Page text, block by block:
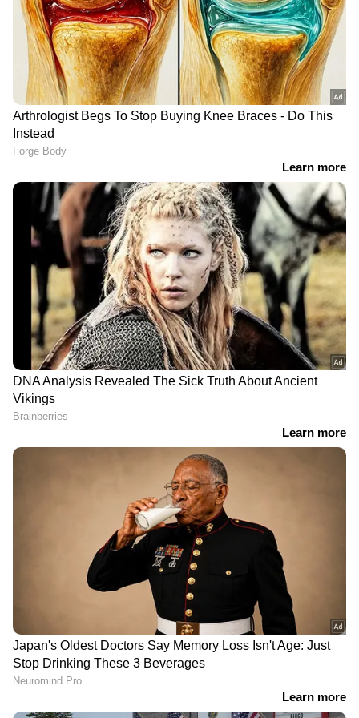
DOWNLOAD APP
Kerala
Newsഅറിയാൻ എപ്പോഴും ഏഷ്യാനെറ്റ്
ന്യൂസ് വാർത്തകൾ.Malayalam News
തത്സമയ അപ്‌ഡേറ്റുകളും ആഴത്തിലുള്ള
വിശകലനവും സമഗ്രമായ റിപ്പോർട്ടിംഗും —
എല്ലാം ഒരൊറ്റ സ്ഥലത്ത്. ഏത് സമയത്തും,
എവിടെയും വിശ്വസനീയമായ വാർത്തകൾ
ലഭിക്കാൻAsianet News Malayalam
RECOMMENDED STORIES